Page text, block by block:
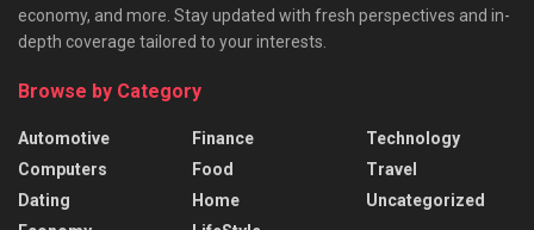
economy, and more. Stay updated with fresh perspectives and in-
depth coverage tailored to your interests.
Browse by Category
Automotive
Computers
Dating
Finance
Food
Home
Technology
Travel
Uncategorized